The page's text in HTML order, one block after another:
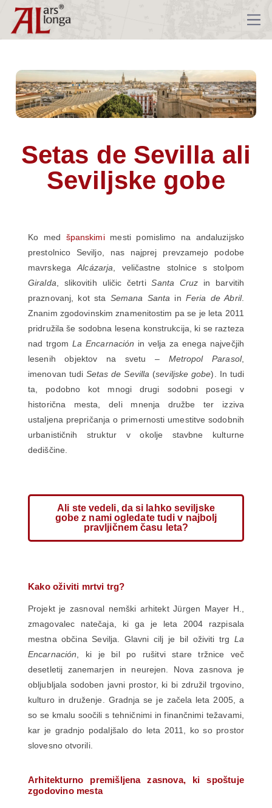
Setas de Sevilla ali
Seviljske gobe
Ko med španskimimesti pomislimo na andaluzijsko
prestolnico Seviljo, nas najprej prevzamejo podobe
mavrskegaAlcázarja , veličastne stolnice s stolpom
Giralda , slikovitih uličic četrtiSanta Cruz in barvitih
praznovanj, kot sta Semana Santa inFeria de Abril.
Znanim zgodovinskim znamenitostim pa se je leta 2011
pridružila še sodobna lesena konstrukcija, ki se razteza
nad trgomLa Encarnación in velja za enega največjih
lesenih objektov na svetu – Metropol Parasol,
imenovan tudi Setas de Sevilla (seviljske gobe). In tudi
ta, podobno kot mnogi drugi sodobni posegi v
historična mesta, deli mnenja družbe ter izziva
ustaljena prepričanja o primernosti umestitve sodobnih
urbanističnih struktur v okolje stavbne kulturne
dediščine.
Ali ste vedeli, da si lahko seviljske
gobe z nami ogledate tudi v najbolj
pravljičnem času leta?
Kako oživiti mrtvi trg?
Projekt je zasnoval nemški arhitekt Jürgen Mayer H.,
zmagovalec natečaja, ki ga je leta 2004 razpisala
mestna občina Sevilja. Glavni cilj je bil oživiti trg La
Encarnación , ki je bil po rušitvi stare tržnice več
desetletij zanemarjen in neurejen. Nova zasnova je
obljubljala sodoben javni prostor, ki bi združil trgovino,
kulturo in druženje. Gradnja se je začela leta 2005, a
so se kmalu soočili s tehničnimi in finančnimi težavami,
kar je gradnjo podaljšalo do leta 2011, ko so prostor
slovesno otvorili.
Arhitekturno premišljena zasnova, ki spoštuje
zgodovino mesta